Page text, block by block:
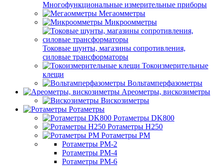
Многофункциональные измерительные приборы
Мегаомметры
Микроомметры
Токовые шунты, магазины сопротивления,
силовые трансформаторы
Токоизмерительные
клещи
Вольтамперфазометры
Ареометры, вискозиметры
Вискозиметры
Ротаметры
Ротаметры DK800
Ротаметры H250
Ротаметры РМ
Ротаметры РМ-2
Ротаметры РМ-4
Ротаметры РМ-6